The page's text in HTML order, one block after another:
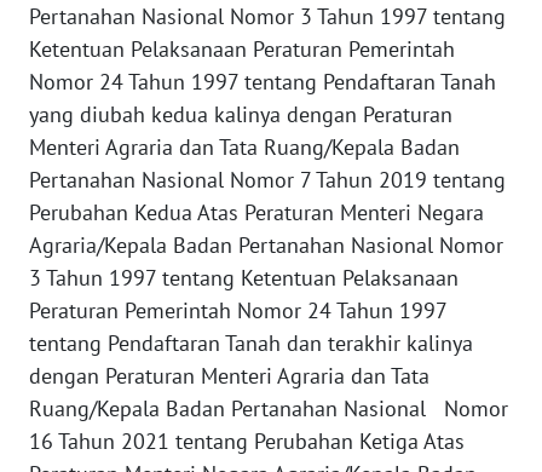
Pertanahan Nasional Nomor 3 Tahun 1997 tentang
Ketentuan Pelaksanaan Peraturan Pemerintah
Nomor 24 Tahun 1997 tentang Pendaftaran Tanah
yang diubah kedua kalinya dengan Peraturan
Menteri Agraria dan Tata Ruang/Kepala Badan
Pertanahan Nasional Nomor 7 Tahun 2019 tentang
Perubahan Kedua Atas Peraturan Menteri Negara
Agraria/Kepala Badan Pertanahan Nasional Nomor
3 Tahun 1997 tentang Ketentuan Pelaksanaan
Peraturan Pemerintah Nomor 24 Tahun 1997
tentang Pendaftaran Tanah dan terakhir kalinya
dengan Peraturan Menteri Agraria dan Tata
Ruang/Kepala Badan Pertanahan Nasional Nomor
16 Tahun 2021 tentang Perubahan Ketiga Atas
WN
PAPUA
BARAT
WN
WN
SERAMBI
WN
JAMBI
WN
SULTRA